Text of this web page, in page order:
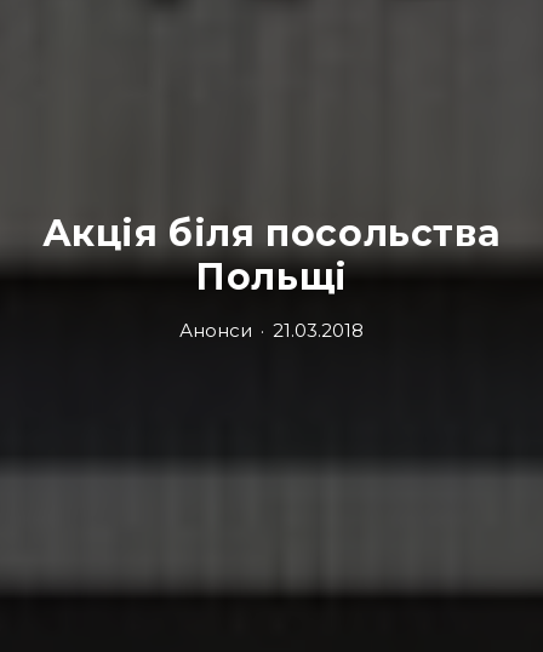
Акція біля посольства
Польщі
Анонси · 21.03.2018